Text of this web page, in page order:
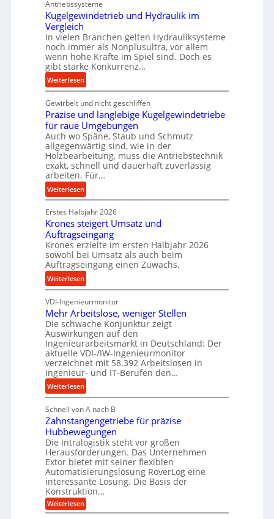
r
f
o
r
m
a
n
c
e
b
e
i
m
D
r
ü
c
p
r
o
z
e
s
s
Antriebssysteme
Kugelgewindetrieb und Hydraulik im
Vergleich
In vielen Branchen gelten Hydrauliksysteme
noch immer als Nonplusultra, vor allem
wenn hohe Kräfte im Spiel sind. Doch es
gibt starke Konkurrenz…
Weiterlesen:
K
u
g
e
l
g
e
w
i
n
d
e
t
r
i
e
b
u
n
d
H
y
d
r
a
u
l
i
m
V
e
r
g
l
e
Gewirbelt und nicht geschliffen
Präzise und langlebige Kugelgewindetriebe
für raue Umgebungen
Auch wo Späne, Staub und Schmutz
allgegenwärtig sind, wie in der
Holzbearbeitung, muss die Antriebstechnik
exakt, schnell und dauerhaft zuverlässig
arbeiten. Für…
Weiterlesen:
P
r
ä
z
i
s
e
u
n
d
l
a
n
g
l
e
b
i
g
e
K
u
g
e
l
g
e
w
Erstes Halbjahr 2026
Krones steigert Umsatz und
Auftragseingang
Krones erzielte im ersten Halbjahr 2026
sowohl bei Umsatz als auch beim
Auftragseingang einen Zuwachs.
Weiterlesen:
K
r
o
n
e
s
s
t
e
i
g
r
t
U
m
s
a
t
z
VDI-Ingenieurmonitor
Mehr Arbeitslose, weniger Stellen
Die schwache Konjunktur zeigt
Auswirkungen auf den
Ingenieurarbeitsmarkt in Deutschland: Der
aktuelle VDI-/IW-Ingenieurmonitor
verzeichnet mit 58.392 Arbeitslosen in
Ingenieur- und IT-Berufen den…
Weiterlesen:
M
e
h
r
A
r
b
e
i
t
s
Schnell von A nach B
Zahnstangengetriebe für präzise
Hubbewegungen
Die Intralogistik steht vor großen
Herausforderungen. Das Unternehmen
Extor bietet mit seiner flexiblen
Automatisierungslösung RoverLog eine
interessante Lösung. Die Basis der
Konstruktion…
Weiterlesen:
Z